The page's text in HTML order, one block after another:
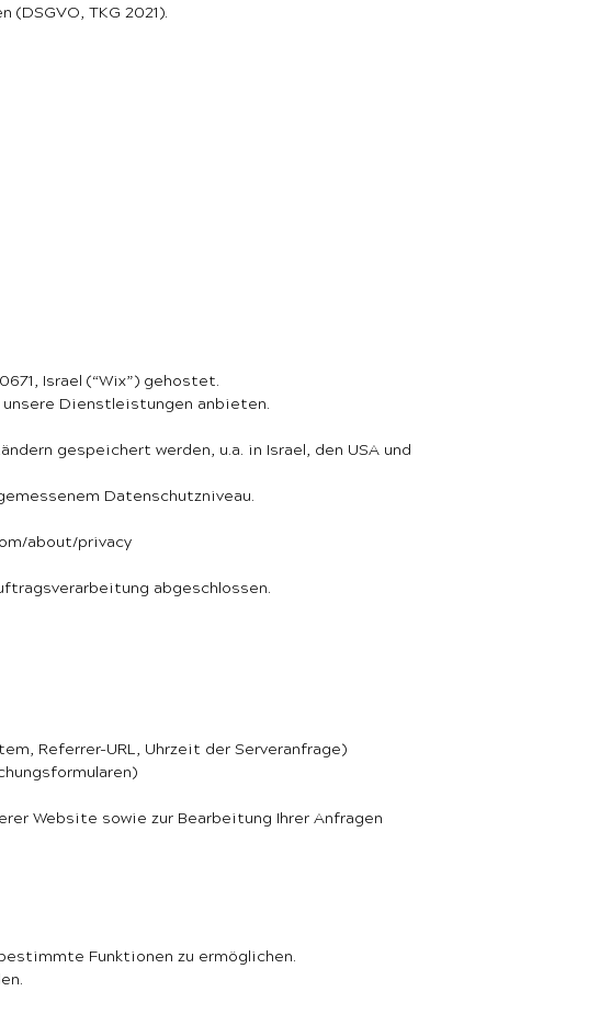
TKG 2021).
Israel (“Wix”) gehostet.
Dienstleistungen anbieten.
gespeichert werden, u.a. in Israel, den USA und
Datenschutzniveau.
about/privacy
abgeschlossen.
Referrer-URL, Uhrzeit der Serveranfrage)
Website sowie zur Bearbeitung Ihrer Anfragen
Funktionen zu ermöglichen.